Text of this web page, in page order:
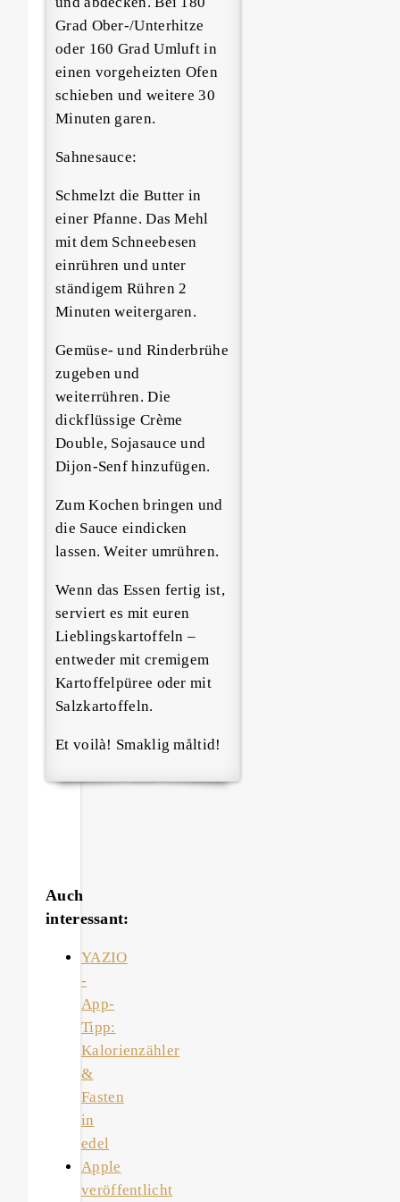
Grad Ober-/Unterhitze
oder 160 Grad Umluft in
einen vorgeheizten Ofen
schieben und weitere 30
Minuten garen.
Sahnesauce:
Schmelzt die Butter in
einer Pfanne. Das Mehl
mit dem Schneebesen
einrühren und unter
ständigem Rühren 2
Minuten weitergaren.
Gemüse- und Rinderbrühe
zugeben und
weiterrühren. Die
dickflüssige Crème
Double, Sojasauce und
Dijon-Senf hinzufügen.
Zum Kochen bringen und
die Sauce eindicken
lassen. Weiter umrühren.
Wenn das Essen fertig ist,
serviert es mit euren
Lieblingskartoffeln –
entweder mit cremigem
Kartoffelpüree oder mit
Salzkartoffeln.
Et voilà! Smaklig måltid!
Auch
interessant:
YAZIO
-
App-
Tipp:
Kalorienzähler
&
Fasten
in
edel
Apple
veröffentlicht